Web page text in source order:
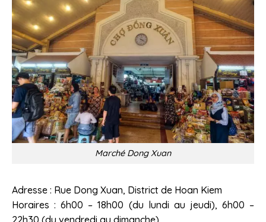
Marché Dong Xuan
Adresse : Rue Dong Xuan, District de Hoan Kiem
Horaires : 6h00 – 18h00 (du lundi au jeudi), 6h00 –
22h30 (du vendredi au dimanche)